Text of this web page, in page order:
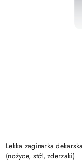
Lekka zaginarka
(nożyce, stół, zderzaki)